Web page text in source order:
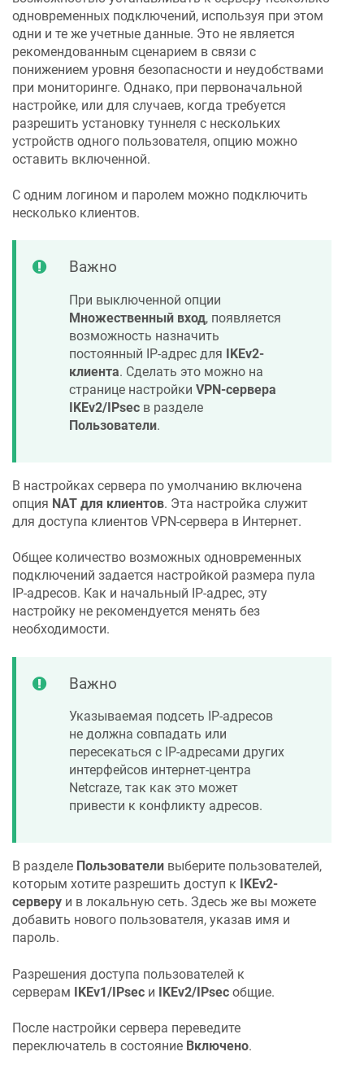
одновременных подключений, используя при этом
одни и те же учетные данные. Это не является
рекомендованным сценарием в связи с
понижением уровня безопасности и неудобствами
при мониторинге. Однако, при первоначальной
настройке, или для случаев, когда требуется
разрешить установку туннеля с нескольких
устройств одного пользователя, опцию можно
оставить включенной.
C одним логином и паролем можно подключить
несколько клиентов.
Важно
При выключенной опции
Множественный вход, появляется
возможность назначить
постоянный IP-адрес для IKEv2-
клиента. Сделать это можно на
странице настройки VPN-сервера
IKEv2/IPsec в разделе
Пользователи.
В настройках сервера по умолчанию включена
опция NAT для клиентов. Эта настройка служит
для доступа клиентов VPN-сервера в Интернет.
Общее количество возможных одновременных
подключений задается настройкой размера пула
IP-адресов. Как и начальный IP-адрес, эту
настройку не рекомендуется менять без
необходимости.
Важно
Указываемая подсеть IP-адресов
не должна совпадать или
пересекаться с IP-адресами других
интерфейсов интернет-центра
Netcraze, так как это может
привести к конфликту адресов.
В разделе Пользователи выберите пользователей,
которым хотите разрешить доступ к
IKEv2-
серверу и в локальную сеть. Здесь же вы можете
добавить нового пользователя, указав имя и
пароль.
Разрешения доступа пользователей к
серверам IKEv1/IPsec и IKEv2/IPsec общие.
После настройки сервера переведите
переключатель в состояние Включено.